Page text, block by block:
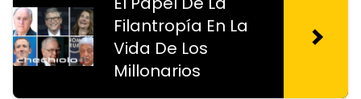
Filantropía En La
Vida De Los
Millonarios